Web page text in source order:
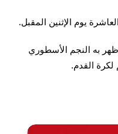
يوم الإثنين المقبل.
ظهر به النجم الأسطوري
لكرة القدم.